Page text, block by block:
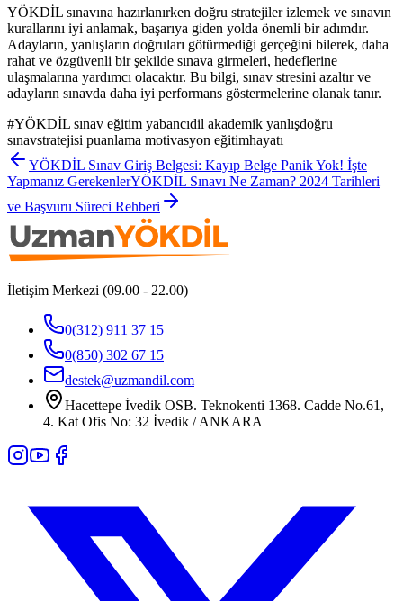
YÖKDİL sınavına hazırlanırken doğru stratejiler izlemek ve sınavın
kurallarını iyi anlamak, başarıya giden yolda önemli bir adımdır.
Adayların, yanlışların doğruları götürmediği gerçeğini bilerek, daha
rahat ve özgüvenli bir şekilde sınava girmeleri, hedeflerine
ulaşmalarına yardımcı olacaktır. Bu bilgi, sınav stresini azaltır ve
adayların sınavda daha iyi performans göstermelerine olanak tanır.
#YÖKDİL sınav eğitim yabancıdil akademik yanlışdoğru
sınavstratejisi puanlama motivasyon eğitimhayatı
YÖKDİL Sınav Giriş Belgesi: Kayıp Belge Panik Yok! İşte
Yapmanız GerekenlerYÖKDİL Sınavı Ne Zaman? 2024 Tarihleri
ve Başvuru Süreci Rehberi
İletişim Merkezi (09.00 - 22.00)
0(312) 911 37 15
0(850) 302 67 15
destek@uzmandil.com
Hacettepe İvedik OSB. Teknokenti 1368. Cadde No.61,
4. Kat Ofis No: 32 İvedik / ANKARA